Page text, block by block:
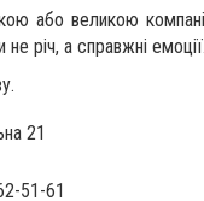
або великою
річ, а справжні емоції.
21
51-61